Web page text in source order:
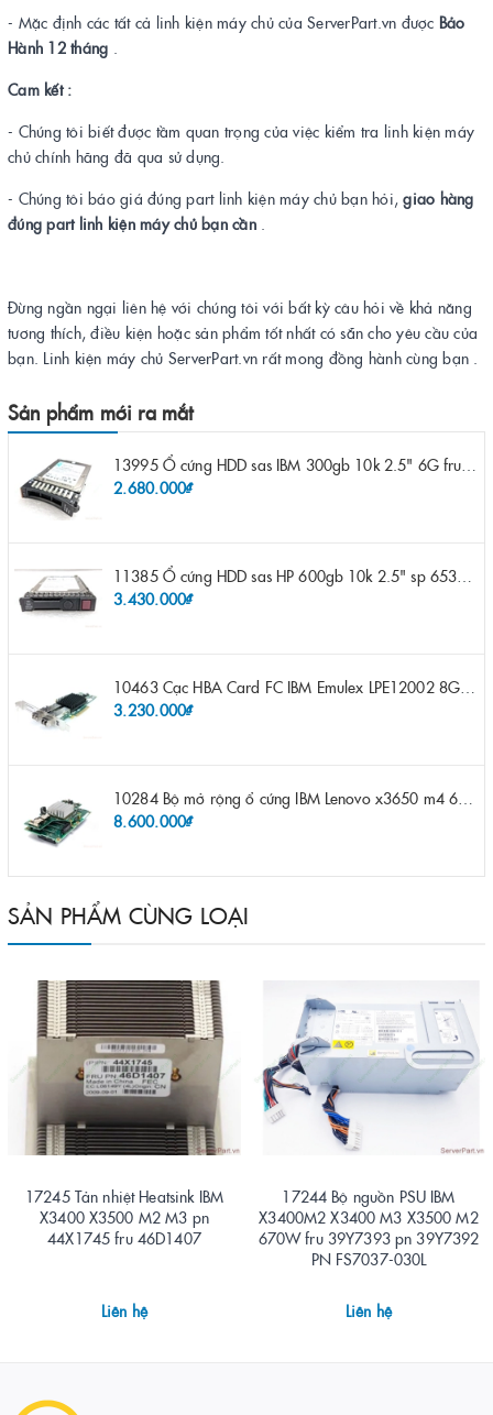
- Mặc định các tất cả linh kiện máy chủ của ServerPart.vn được Bảo
Hành 12 tháng .
Cam kết :
- Chúng tôi biết được tầm quan trọng của việc kiểm tra linh kiện máy
chủ chính hãng đã qua sử dụng.
- Chúng tôi báo giá đúng part linh kiện máy chủ bạn hỏi,giao hàng
đúng part linh kiện máy chủ bạn cần.
Đừng ngần ngại liên hệ với chúng tôi với bất kỳ câu hỏi về khả năng
tương thích, điều kiện hoặc sản phẩm tốt nhất có sẵn cho yêu cầu của
bạn. Linh kiện máy chủ ServerPart.vn rất mong đồng hành cùng bạn .
Sản phẩm mới ra mắt
13995 Ổ cứng HDD sas IBM 300gb 10k 2.5" 6G fru 44W2265 opt 44W2264 pn 44W2268 ST9300503SS
2.680.000₫
11385 Ổ cứng HDD sas HP 600gb 10k 2.5" sp 653957-001 pn 619286-003 pn 641552-003 pn 689287-003 652583-B21
3.430.000₫
10463 Cạc HBA Card FC IBM Emulex LPE12002 8Gb 2 port FC SFP fru 42D0500 pn 42D0496 opt 42D0494 LPE12002
3.230.000₫
10284 Bộ mở rộng ổ cứng IBM Lenovo x3650 m4 69Y5319 8x 2.5" HS HDD Assembly Kit with Expander
8.600.000₫
SẢN PHẨM CÙNG LOẠI
17245 Tản nhiệt Heatsink IBM
X3400 X3500 M2 M3 pn
44X1745 fru 46D1407
Liên hệ
17244 Bộ nguồn PSU IBM
X3400M2 X3400 M3 X3500 M2
670W fru 39Y7393 pn 39Y7392
PN FS7037-030L
Liên hệ